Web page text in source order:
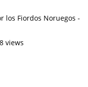
los Fiordos Noruegos -
views